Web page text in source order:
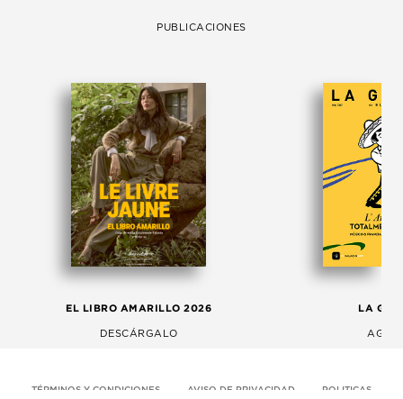
PUBLICACIONES
EL LIBRO AMARILLO 2026
DESCÁRGALO
LA
TÉRMINOS Y CONDICIONES AVISO DE PRIVACIDAD POLITICAS